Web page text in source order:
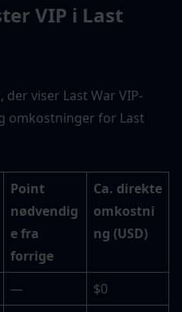
VIP i Last
viser Last War VIP-
omkostninger for Last
Point
nødvendig
e fra
forrige
Ca. direkte
omkostni
ng (USD)
— $0